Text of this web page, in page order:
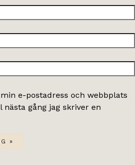
e-postadress och webbplats
gång jag skriver en